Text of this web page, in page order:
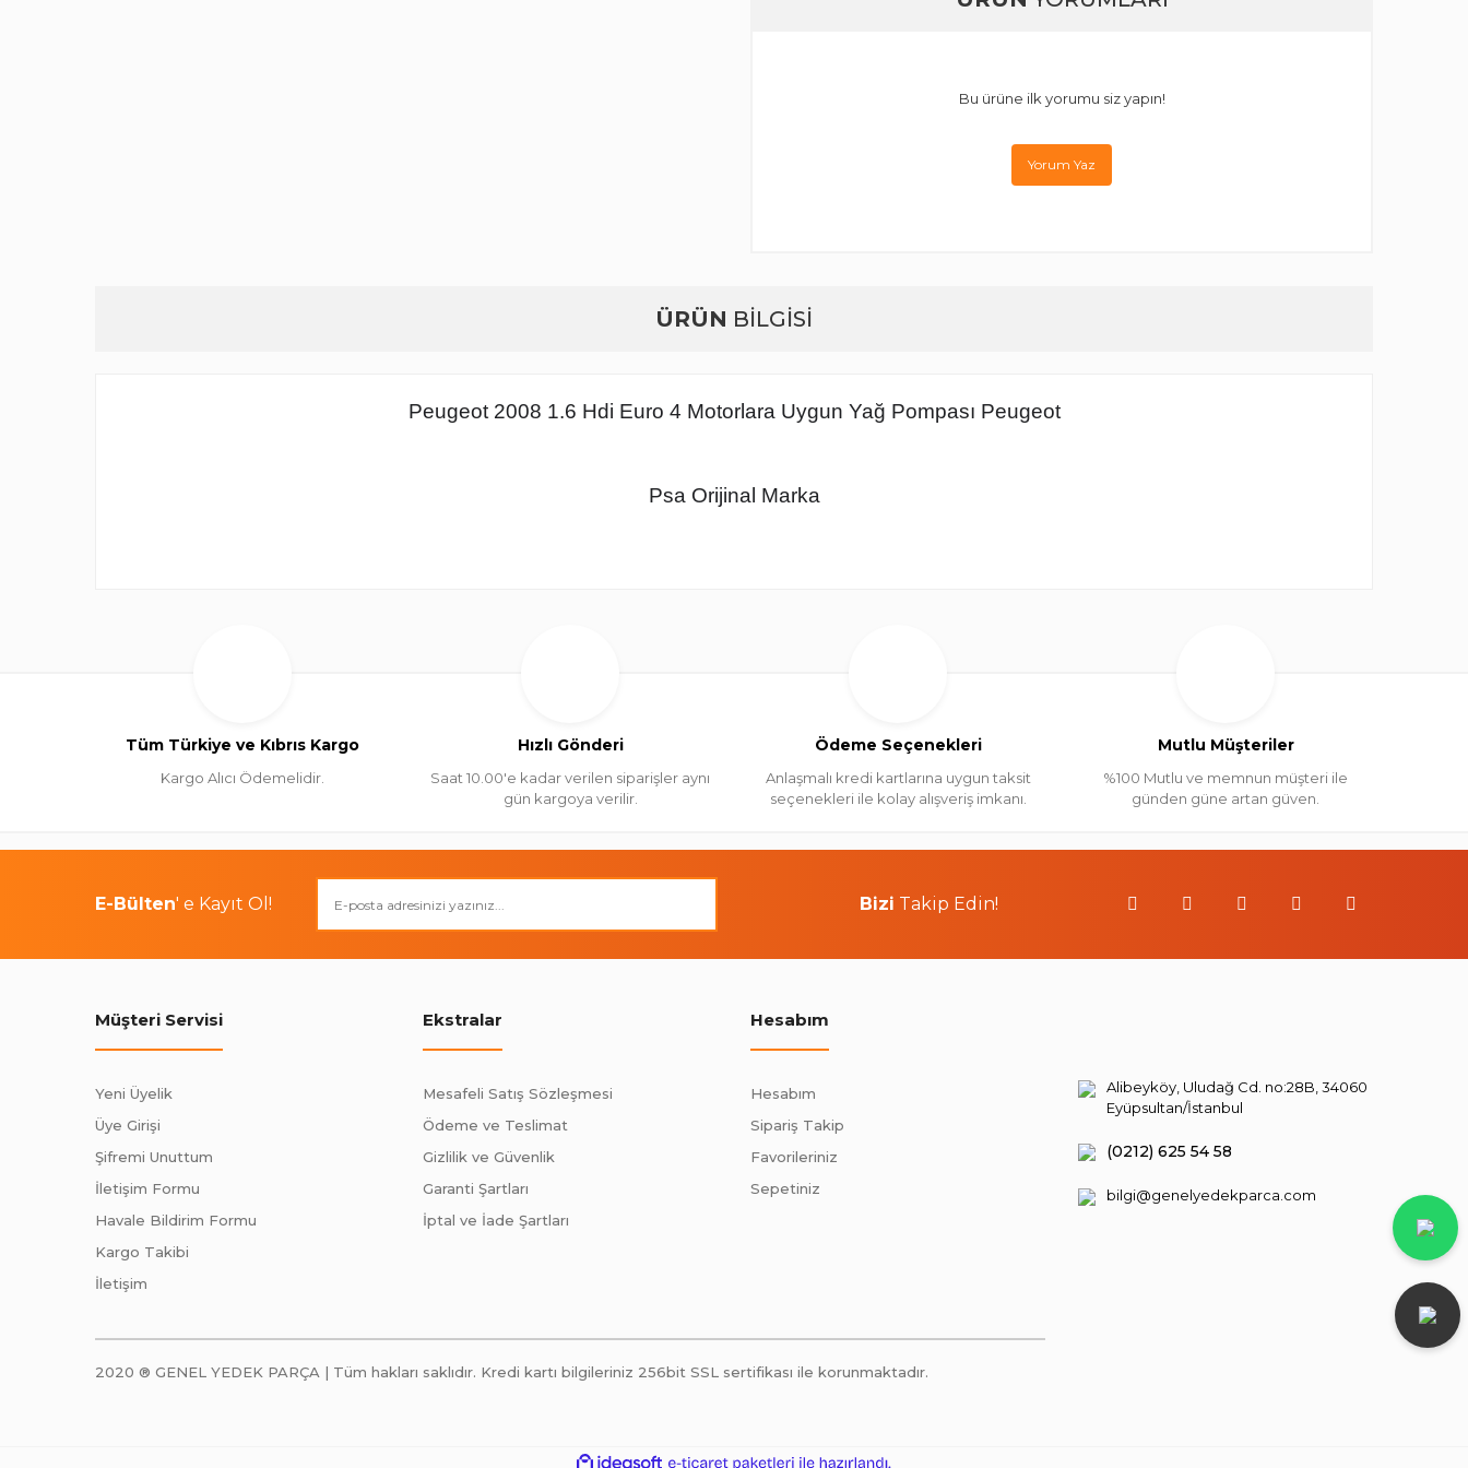
Bu ürüne ilk yorumu siz yapın!
Yorum Yaz
ÜRÜN BİLGİSİ
Peugeot 2008 1.6 Hdi Euro 4 Motorlara Uygun Yağ Pompası Peugeot
Psa Orijinal Marka
Tüm Türkiye ve Kıbrıs Kargo
Kargo Alıcı Ödemelidir.
Hızlı Gönderi
Saat 10.00'e kadar verilen siparişler aynı
gün kargoya verilir.
Ödeme Seçenekleri
Anlaşmalı kredi kartlarına uygun taksit
seçenekleri ile kolay alışveriş imkanı.
Mutlu Müşteriler
%100 Mutlu ve memnun müşteri ile
günden güne artan güven.
E-Bülten' e Kayıt Ol! Bizi Takip Edin!
Müşteri Servisi
Yeni Üyelik
Üye Girişi
Şifremi Unuttum
İletişim Formu
Havale Bildirim Formu
Kargo Takibi
İletişim
Ekstralar
Mesafeli Satış Sözleşmesi
Ödeme ve Teslimat
Gizlilik ve Güvenlik
Garanti Şartları
İptal ve İade Şartları
Hesabım
Hesabım
Sipariş Takip
Favorileriniz
Sepetiniz
2020 ® GENEL YEDEK PARÇA | Tüm hakları saklıdır. Kredi kartı bilgileriniz 256bit SSL sertifikası ile korunmaktadır.
Alibeyköy, Uludağ Cd. no:28B, 34060
Eyüpsultan/İstanbul
(0212) 625 54 58
bilgi@genelyedekparca.com
ideasoft e-